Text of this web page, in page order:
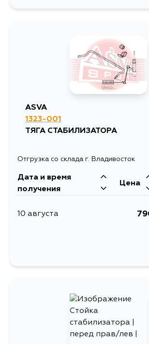
1795
ASVA
1323-001
ТЯГА СТАБИЛИЗАТОРА
Отгрузка со склада г. Владивосток
Дата и время
получения
Цена
10 августа